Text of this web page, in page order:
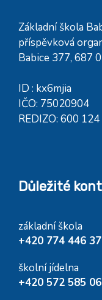
Základní škola
příspěvková
Babice 377, 687
ID : kx6mjia
IČO: 75020904
REDIZO: 600
Důležité
základní škola
+420 774 446
školní jídelna
+420 572 585